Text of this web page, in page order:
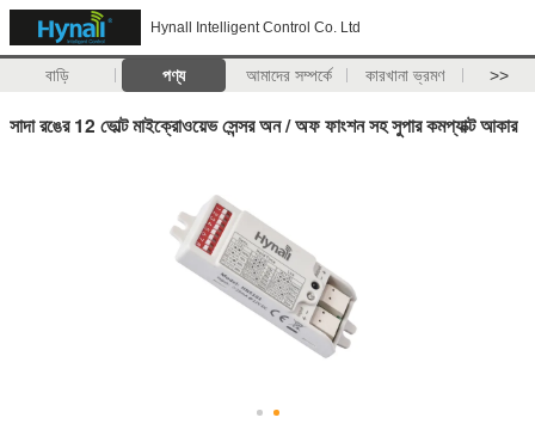
Hynall Intelligent Control Co. Ltd
বাড়ি পণ্য আমাদের সম্পর্কে কারখানা ভ্রমণ >>
সাদা রঙের 12 ভোল্ট মাইক্রোওয়েভ সেন্সর অন / অফ ফাংশন সহ সুপার কমপ্যাক্ট আকার